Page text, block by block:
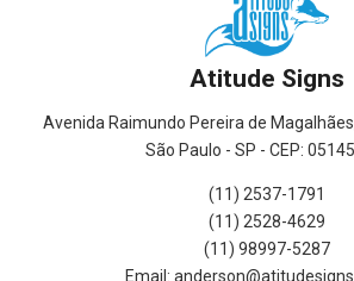
Atitude Signs
Avenida Raimundo Pereira de
São Paulo - SP - CEP:
(11) 2537-1791
(11) 2528-4629
(11) 98997-5287